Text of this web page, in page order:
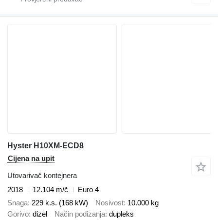
Hyster H10XM-ECD8
Cijena na upit
Utovarivač kontejnera
2018
12.104 m/č
Euro 4
Snaga 229 k.s. (168 kW) Nosivost 10.000 kg
Gorivo dizel Način podizanja dupleks